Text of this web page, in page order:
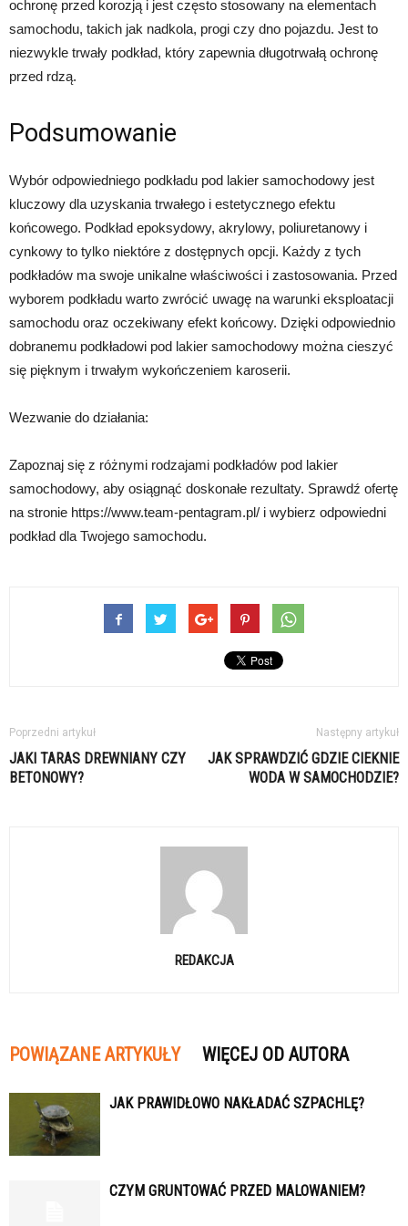
ochronę przed korozją i jest często stosowany na elementach
samochodu, takich jak nadkola, progi czy dno pojazdu. Jest to
niezwykle trwały podkład, który zapewnia długotrwałą ochronę
przed rdzą.
Podsumowanie
Wybór odpowiedniego podkładu pod lakier samochodowy jest
kluczowy dla uzyskania trwałego i estetycznego efektu
końcowego. Podkład epoksydowy, akrylowy, poliuretanowy i
cynkowy to tylko niektóre z dostępnych opcji. Każdy z tych
podkładów ma swoje unikalne właściwości i zastosowania. Przed
wyborem podkładu warto zwrócić uwagę na warunki eksploatacji
samochodu oraz oczekiwany efekt końcowy. Dzięki odpowiednio
dobranemu podkładowi pod lakier samochodowy można cieszyć
się pięknym i trwałym wykończeniem karoserii.
Wezwanie do działania:
Zapoznaj się z różnymi rodzajami podkładów pod lakier
samochodowy, aby osiągnąć doskonałe rezultaty. Sprawdź ofertę
na stronie https://www.team-pentagram.pl/ i wybierz odpowiedni
podkład dla Twojego samochodu.
Poprzedni artykuł
JAKI TARAS DREWNIANY CZY
BETONOWY?
Następny artykuł
JAK SPRAWDZIĆ GDZIE CIEKNIE
WODA W SAMOCHODZIE?
REDAKCJA
POWIĄZANE ARTYKUŁY WIĘCEJ OD AUTORA
JAK PRAWIDŁOWO NAKŁADAĆ SZPACHLĘ?
CZYM GRUNTOWAĆ PRZED MALOWANIEM?